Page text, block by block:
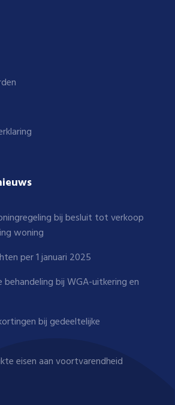
bij besluit tot verkoop
woning
per 1 januari 2025
behandeling bij WGA-uitkering en
bij gedeeltelijke
eisen aan voortvarendheid